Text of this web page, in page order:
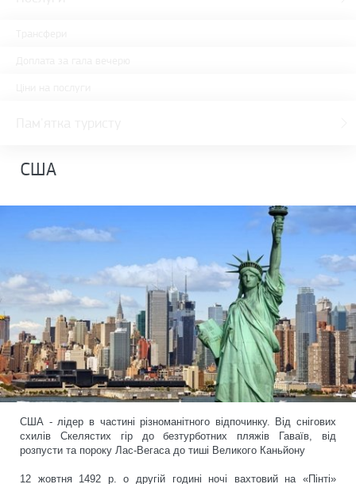
США
США - лідер в частині різноманітного відпочинку. Від снігових
схилів Скелястих гір до безтурботних пляжів Гаваїв, від
розпусти та пороку Лас-Вегаса до тиші Великого Каньйону
12 жовтня 1492 р. о другій годині ночі вахтовий на «Пінті»